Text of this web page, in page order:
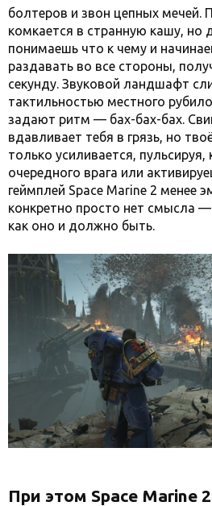
болтеров и звон цепных мечей.
комкается в странную кашу, но
понимаешь что к чему и
раздавать во все стороны,
секунду. Звуковой ландшафт
тактильностью местного
задают ритм — бах-бах-бах.
вдавливает тебя в грязь, но
только усиливается,
очередного врага или
геймплей Space Marine 2 менее
конкретно просто нет смысла
как оно и должно быть.
При этом Space Marine